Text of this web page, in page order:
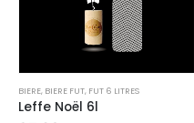
BIERE, BIERE FUT, FUT 6 LITRES
Leffe Noël 6l